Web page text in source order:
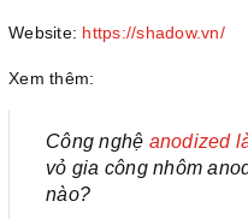
Website: https://shadow.vn/
Xem thêm:
Công nghệ anodized
vỏ gia công nhôm
nào?